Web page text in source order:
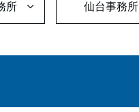
所 仙台事務所